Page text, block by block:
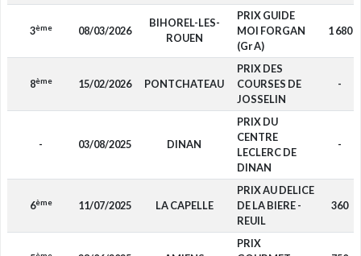
3ème 08/03/2026
BIHOREL-LES-
ROUEN
PRIX GUIDE
MOI FORGAN
(Gr A)
1 680
8ème 15/02/2026 PONTCHATEAU
PRIX DES
COURSES DE
JOSSELIN
-
- 03/08/2025 DINAN
PRIX DU
CENTRE
LECLERC DE
DINAN
-
6ème 11/07/2025 LA CAPELLE
PRIX AU DELICE
DE LA BIERE -
REUIL
360
PRIX